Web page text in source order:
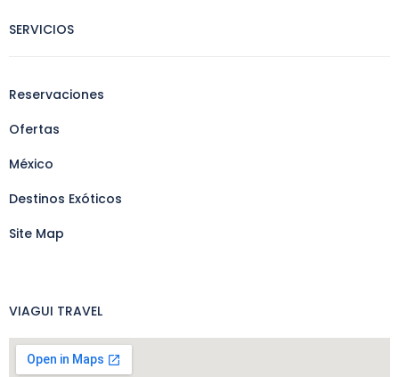
SERVICIOS
Reservaciones
Ofertas
México
Destinos Exóticos
Site Map
VIAGUI TRAVEL